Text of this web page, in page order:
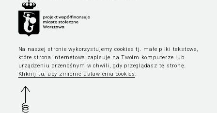
Na naszej stronie wykorzystujemy cookies tj. małe pliki tekstowe,
które strona internetowa zapisuje na Twoim komputerze lub
urządzeniu przenośnym w chwili, gdy przeglądasz tę stronę.
Kliknij tu, aby zmienić ustawienia cookies.